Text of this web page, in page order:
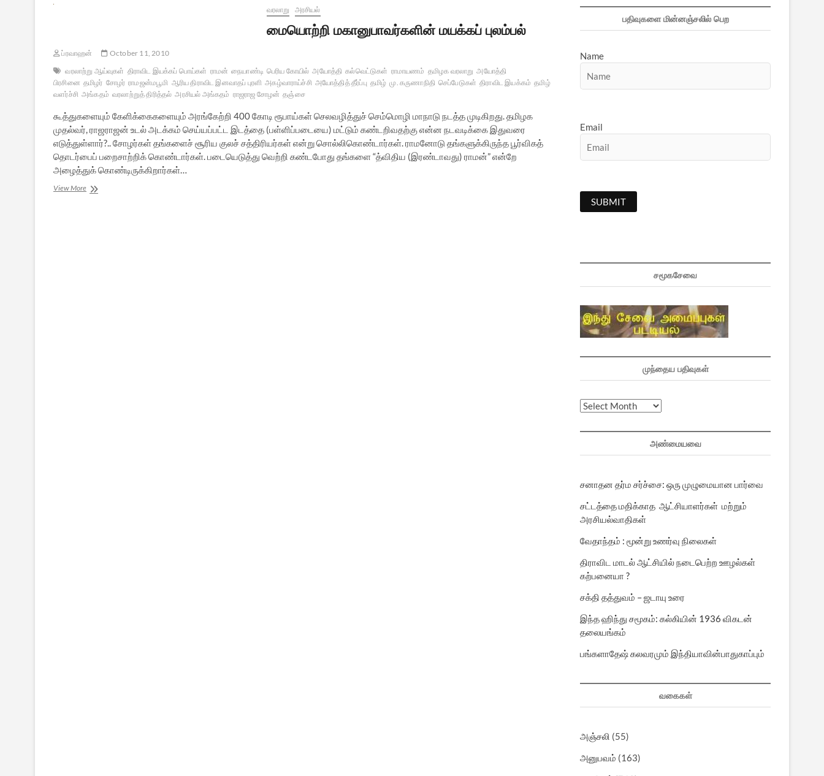
வரலாறு அரசியல்
மையொற்றி மகானுபாவர்களின் மயக்கப் புலம்பல்
ப்ரவாஹன்
October 11, 2010
வரலாற்று ஆய்வுகள் திராவிட இயக்கப் பொய்கள் ராமன் நையாண்டி பெரிய கோயில் அயோத்தி கல்வெட்டுகள் ராமாயணம் தமிழக வரலாறு அயோத்தி
பிரசினை தமிழர் சோழர் ராமஜன்மபூமி ஆரிய திராவிட இனவாதப் புரளி அகழ்வாராய்ச்சி அயோத்தித் தீர்ப்பு தமிழ் மு. கருணாநிதி செப்பேடுகள் திராவிட இயக்கம் தமிழ்
வளர்ச்சி அங்கதம் வரலாற்றுத் திரித்தல் அரசியல் அங்கதம் ராஜராஜ சோழன் தஞ்சை
கூத்துகளையும் கேளிக்கைகளையும் அரங்கேற்றி 400 கோடி ரூபாய்கள் செலவழித்துச் செம்மொழி மாநாடு நடத்த முடிகிறது. தமிழக
முதல்வர், ராஜராஜன் உடல் அடக்கம் செய்யப்பட்ட இடத்தை (பள்ளிப்படையை) மட்டும் கண்டறிவதற்கு என்ன நடவடிக்கை இதுவரை
எடுத்துள்ளார்?.. சோழர்கள் தங்களைச் சூரிய குலச் சத்திரியர்கள் என்று சொல்லிகொண்டார்கள். ராமனோடு தங்களுக்கிருந்த பூர்விகத்
தொடர்பைப் பறைசாற்றிக் கொண்டார்கள். படையெடுத்து வெற்றி கண்டபோது தங்களை “த்விதிய (இரண்டாவது) ராமன்” என்றே
அழைத்துக் கொண்டிருக்கிறார்கள்…
View Moreமையொற்றி
பதிவுகளை மின்னஞ்சலில் பெற
Name
Email
சமூகசேவை
முந்தைய பதிவுகள்
முந்தைய
அண்மையவை
சனாதன தர்ம சர்ச்சை: ஒரு முழுமையான பார்வை
சட்டத்தை மதிக்காத ஆட்சியாளர்கள் மற்றும்
அரசியல்வாதிகள்
வேதாந்தம் : மூன்று உணர்வு நிலைகள்
திராவிட மாடல் ஆட்சியில் நடைபெற்ற ஊழல்கள்
கற்பனையா ?
சக்தி தத்துவம் – ஜடாயு உரை
இந்த ஹிந்து சமூகம்: கல்கியின் 1936 விகடன்
தலையங்கம்
பங்களாதேஷ் கலவரமும் இந்தியாவின்பாதுகாப்பும்
வகைகள்
அஞ்சலி (55)
அனுபவம் (163)